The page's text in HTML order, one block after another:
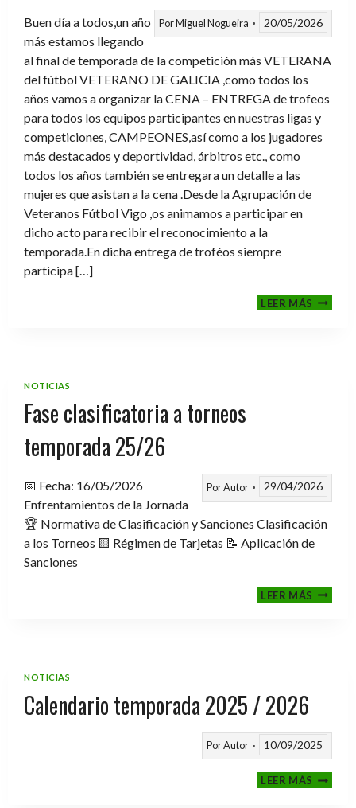
PorMiguel Nogueira 20/05/2026
Buen día a todos,un año
más estamos llegando
al final de temporada de la competición más VETERANA
del fútbol VETERANO DE GALICIA ,como todos los
años vamos a organizar la CENA – ENTREGA de trofeos
para todos los equipos participantes en nuestras ligas y
competiciones, CAMPEONES,así como a los jugadores
más destacados y deportividad, árbitros etc., como
todos los años también se entregara un detalle a las
mujeres que asistan a la cena .Desde la Agrupación de
Veteranos Fútbol Vigo ,os animamos a participar en
dicho acto para recibir el reconocimiento a la
temporada.En dicha entrega de troféos siempre
participa […]
LEER MÁSCENA-
NOTICIAS
Fase clasificatoria a torneos
temporada 25/26
PorAutor 29/04/2026
📅 Fecha: 16/05/2026
Enfrentamientos de la Jornada
🏆 Normativa de Clasificación y Sanciones Clasificación
a los Torneos 🟨 Régimen de Tarjetas 📝 Aplicación de
Sanciones
LEER MÁSFASE
NOTICIAS
Calendario temporada 2025 / 2026
PorAutor 10/09/2025
LEER MÁS